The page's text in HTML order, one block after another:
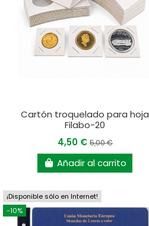
Cartón troquelado para hoja
Filabo-20
4,50 €5,00 €
Añadir al carrito
¡Disponible sólo en Internet!
-10%